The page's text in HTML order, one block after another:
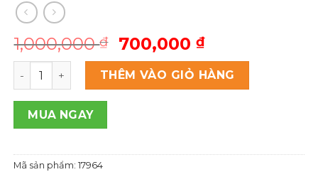
1,000,000₫
Giá
gốc
là:
1,000,000 ₫.
700,000 ₫Giá
hiện
tại
là:
Theme wordpress bán giày dép số lượng
THÊM VÀO GIỎ HÀNG
MUA NGAY
Mã sản phẩm:17964